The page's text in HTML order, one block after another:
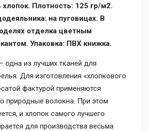
хлопок. Плотность: 125 гр/м2.
на пуговицах. В
отделка цветным
Упаковка: ПВХ книжка.
одна из лучших тканей для
Для изготовления «хлопкового
фактурой применяются
природные волокна. При этом
и хлопок самого лучшего
для производства весьма